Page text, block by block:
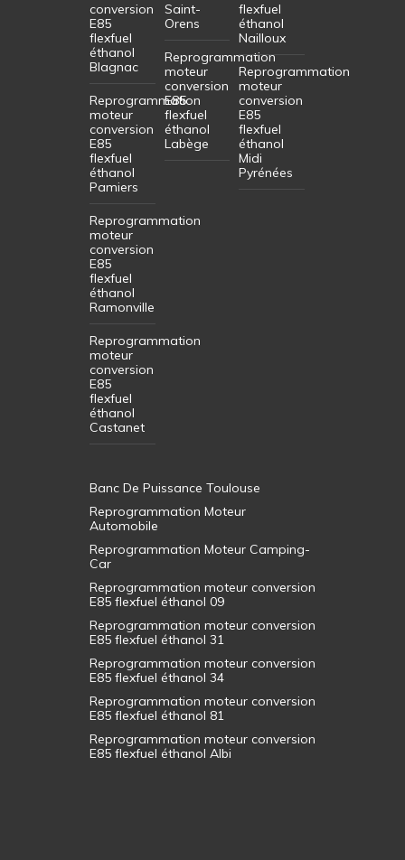
conversion
E85
flexfuel
éthanol
Blagnac
Reprogrammation
moteur
conversion
E85
flexfuel
éthanol
Pamiers
Reprogrammation
moteur
conversion
E85
flexfuel
éthanol
Ramonville
Reprogrammation
moteur
conversion
E85
flexfuel
éthanol
Castanet
Saint-
Orens
Reprogrammation
moteur
conversion
E85
flexfuel
éthanol
Labège
flexfuel
éthanol
Nailloux
Reprogrammation
moteur
conversion
E85
flexfuel
éthanol
Midi
Pyrénées
Banc De Puissance Toulouse
Reprogrammation Moteur
Automobile
Reprogrammation Moteur Camping-
Car
Reprogrammation moteur conversion
E85 flexfuel éthanol 09
Reprogrammation moteur conversion
E85 flexfuel éthanol 31
Reprogrammation moteur conversion
E85 flexfuel éthanol 34
Reprogrammation moteur conversion
E85 flexfuel éthanol 81
Reprogrammation moteur conversion
E85 flexfuel éthanol Albi